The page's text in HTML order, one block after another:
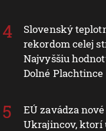
Slovenský
rekordom celej
Najvyššiu
Dolné Plachtince
EÚ zavádza
Ukrajincov, ktorí